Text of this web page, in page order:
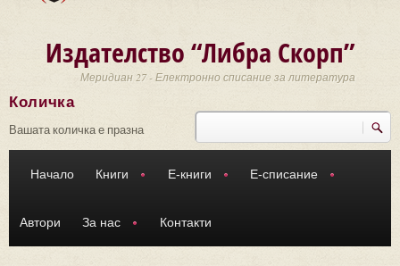
Издателство “Либра Скорп”
Меридиан 27 - Електронно списание за литература
Търси
Количка
Вашата количка е празна
Начало Книги Е-книги Е-списание
Автори За нас Контакти